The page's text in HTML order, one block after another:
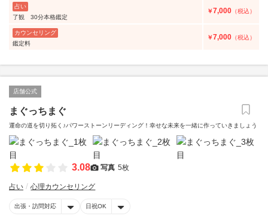
占い
了観 30分本格鑑定
￥7,000 （税込）
カウンセリング
鑑定料
￥7,000 （税込）
店舗公式
まぐっちまぐ
運命の道を切り拓く♪パワーストーンリーディング！幸せな未来を一緒に作っていきましょう
3.08 写真 5枚
占い 心理カウンセリング
出張・訪問対応 日祝OK